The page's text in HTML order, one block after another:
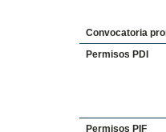
Convocatoria
Permisos PDI
Permisos PIF